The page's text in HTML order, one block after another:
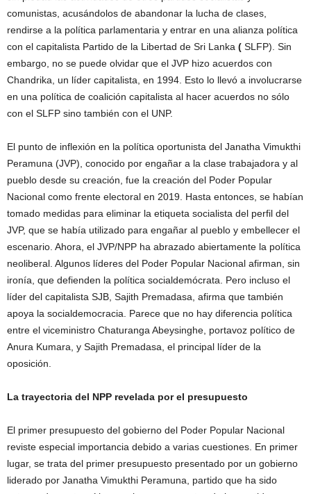
comunistas, acusándolos de abandonar la lucha de clases,
rendirse a la política parlamentaria y entrar en una alianza política
con el capitalista Partido de la Libertad de Sri Lanka ( SLFP). Sin
embargo, no se puede olvidar que el JVP hizo acuerdos con
Chandrika, un líder capitalista, en 1994. Esto lo llevó a involucrarse
en una política de coalición capitalista al hacer acuerdos no sólo
con el SLFP sino también con el UNP.
El punto de inflexión en la política oportunista del Janatha Vimukthi
Peramuna (JVP), conocido por engañar a la clase trabajadora y al
pueblo desde su creación, fue la creación del Poder Popular
Nacional como frente electoral en 2019. Hasta entonces, se habían
tomado medidas para eliminar la etiqueta socialista del perfil del
JVP, que se había utilizado para engañar al pueblo y embellecer el
escenario. Ahora, el JVP/NPP ha abrazado abiertamente la política
neoliberal. Algunos líderes del Poder Popular Nacional afirman, sin
ironía, que defienden la política socialdemócrata. Pero incluso el
líder del capitalista SJB, Sajith Premadasa, afirma que también
apoya la socialdemocracia. Parece que no hay diferencia política
entre el viceministro Chaturanga Abeysinghe, portavoz político de
Anura Kumara, y Sajith Premadasa, el principal líder de la
oposición.
La trayectoria del NPP revelada por el presupuesto
El primer presupuesto del gobierno del Poder Popular Nacional
reviste especial importancia debido a varias cuestiones. En primer
lugar, se trata del primer presupuesto presentado por un gobierno
liderado por Janatha Vimukthi Peramuna, partido que ha sido